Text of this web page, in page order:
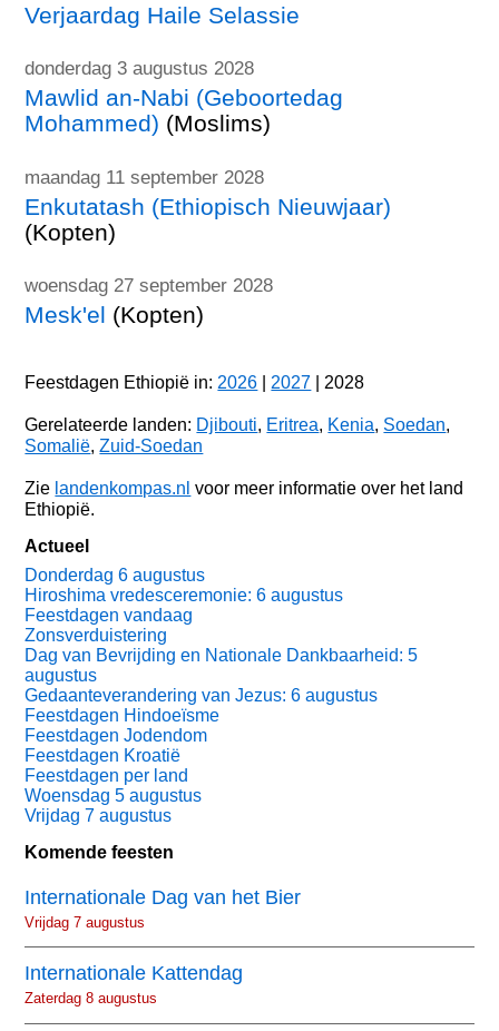
Verjaardag Haile Selassie
donderdag 3 augustus 2028
Mawlid an-Nabi (Geboortedag
Mohammed) (Moslims)
maandag 11 september 2028
Enkutatash (Ethiopisch Nieuwjaar)
(Kopten)
woensdag 27 september 2028
Mesk'el (Kopten)
Feestdagen Ethiopië in: 2026 2027 | 2028
Gerelateerde landen: Djibouti, Eritrea, Kenia, Soedan,
Somalië,Zuid-Soedan
Zie landenkompas.nl voor meer informatie over het land
Ethiopië.
Actueel
Donderdag 6 augustus
Hiroshima vredesceremonie: 6 augustus
Feestdagen vandaag
Zonsverduistering
Dag van Bevrijding en Nationale Dankbaarheid: 5
augustus
Gedaanteverandering van Jezus: 6 augustus
Feestdagen Hindoeïsme
Feestdagen Jodendom
Feestdagen Kroatië
Feestdagen per land
Woensdag 5 augustus
Vrijdag 7 augustus
Komende feesten
Internationale Dag van het Bier
Vrijdag 7 augustus
Internationale Kattendag
Zaterdag 8 augustus